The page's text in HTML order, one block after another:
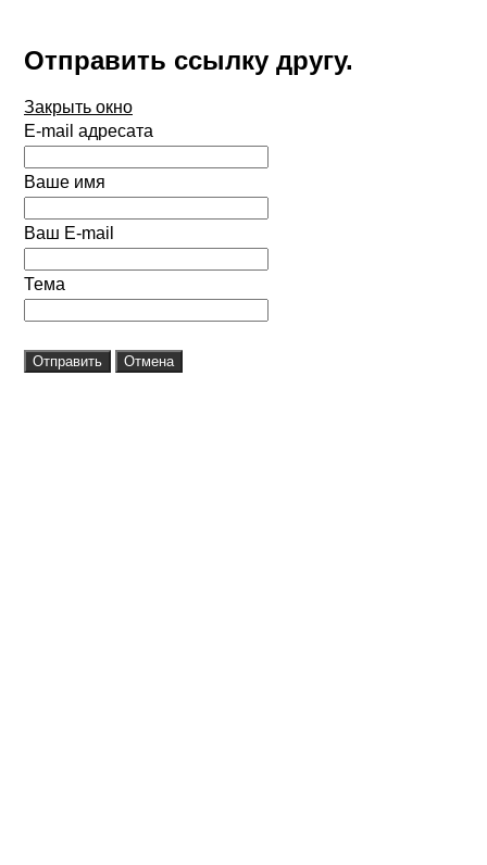
Отправить ссылку другу.
Закрыть окно
E-mail адресата
Ваше имя
Ваш E-mail
Тема
Отправить Отмена